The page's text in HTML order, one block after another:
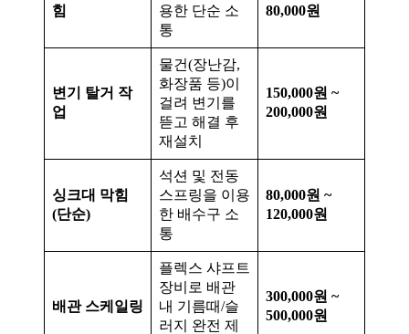
힘
용한 단순 소
통
80,000원
변기 탈거 작
업
물건(장난감,
화장품 등)이
걸려 변기를
뜯고 해결 후
재설치
150,000원 ~
200,000원
싱크대 막힘
(단순)
석션 및 전동
스프링을 이용
한 배수구 소
통
80,000원 ~
120,000원
배관 스케일링
플렉스 샤프트
장비로 배관
내 기름때/슬
러지 완전 제
300,000원 ~
500,000원